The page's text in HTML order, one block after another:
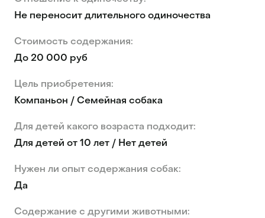
Не переносит длительного одиночества
Стоимость содержания:
До 20 000 руб
Цель приобретения:
Компаньон / Семейная собака
Для детей какого возраста подходит:
Для детей от 10 лет / Нет детей
Нужен ли опыт содержания собак:
Да
Содержание с другими животными: